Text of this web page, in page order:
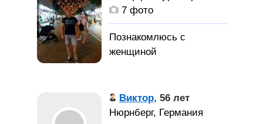
7 фото
данный момент живу и
работаю в Германии.
Виктор, 56 лет
Нюрнберг, Германия